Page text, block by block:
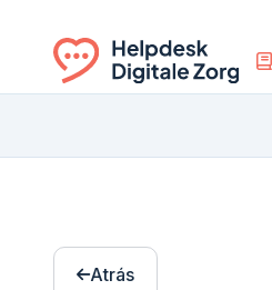
Ga naar de homepagina
Atrás